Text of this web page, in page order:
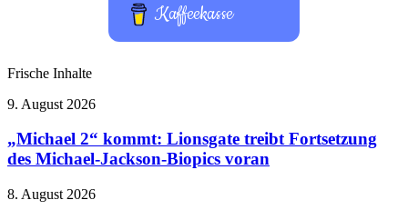
Kaffeekasse
Frische Inhalte
„Michael
kommt:
Lionsgate
treibt
des
9. August 2026
„Michael 2“ kommt: Lionsgate treibt Fortsetzung
des Michael-Jackson-Biopics voran
Hardware-
8. August 2026